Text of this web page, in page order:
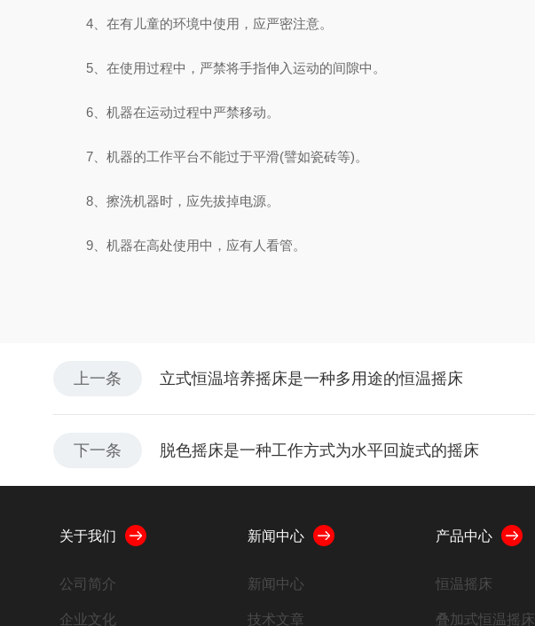
4、在有儿童的环境中使用，应严密注意。
5、在使用过程中，严禁将手指伸入运动的间隙中。
6、机器在运动过程中严禁移动。
7、机器的工作平台不能过于平滑(譬如瓷砖等)。
8、擦洗机器时，应先拔掉电源。
9、机器在高处使用中，应有人看管。
上一条 立式恒温培养摇床是一种多用途的恒温摇床
下一条 脱色摇床是一种工作方式为水平回旋式的摇床
关于我们
公司简介
企业文化
新闻中心
新闻中心
技术文章
产品中心
恒温摇床
叠加式恒温摇床